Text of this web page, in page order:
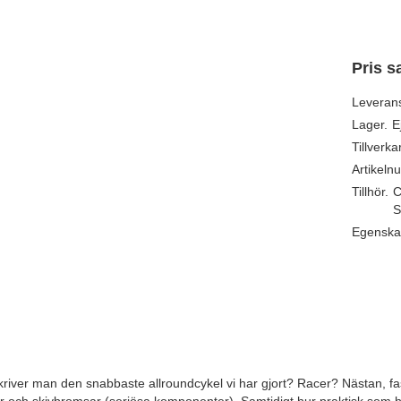
Pris
Lager.
Tillhör.
man den snabbaste allroundcykel vi har gjort? Racer? Nästan,